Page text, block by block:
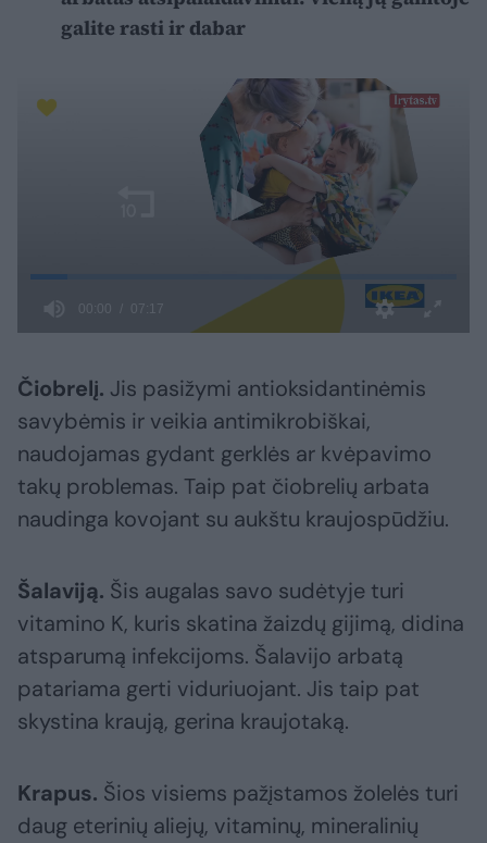
galite rasti ir dabar
Čiobrelį. Jis pasižymi antioksidantinėmis
savybėmis ir veikia antimikrobiškai,
naudojamas gydant gerklės ar kvėpavimo
takų problemas. Taip pat čiobrelių arbata
naudinga kovojant su aukštu kraujospūdžiu.
Šalaviją. Šis augalas savo sudėtyje turi
vitamino K, kuris skatina žaizdų gijimą, didina
atsparumą infekcijoms. Šalavijo arbatą
patariama gerti viduriuojant. Jis taip pat
skystina kraują, gerina kraujotaką.
Krapus. Šios visiems pažįstamos žolelės turi
daug eterinių aliejų, vitaminų, mineralinių